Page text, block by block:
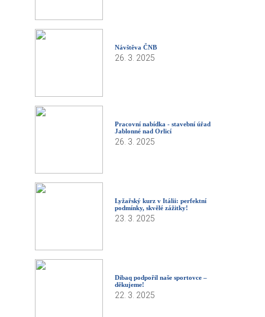
Návštěva ČNB
26. 3. 2025
Pracovní nabídka - stavební úřad
Jablonné nad Orlicí
26. 3. 2025
Lyžařský kurz v Itálii: perfektní
podmínky, skvělé zážitky!
23. 3. 2025
Dibaq podpořil naše sportovce –
děkujeme!
22. 3. 2025